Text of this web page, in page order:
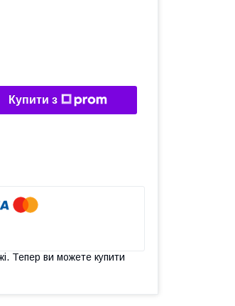
Купити з
Тепер ви можете купити